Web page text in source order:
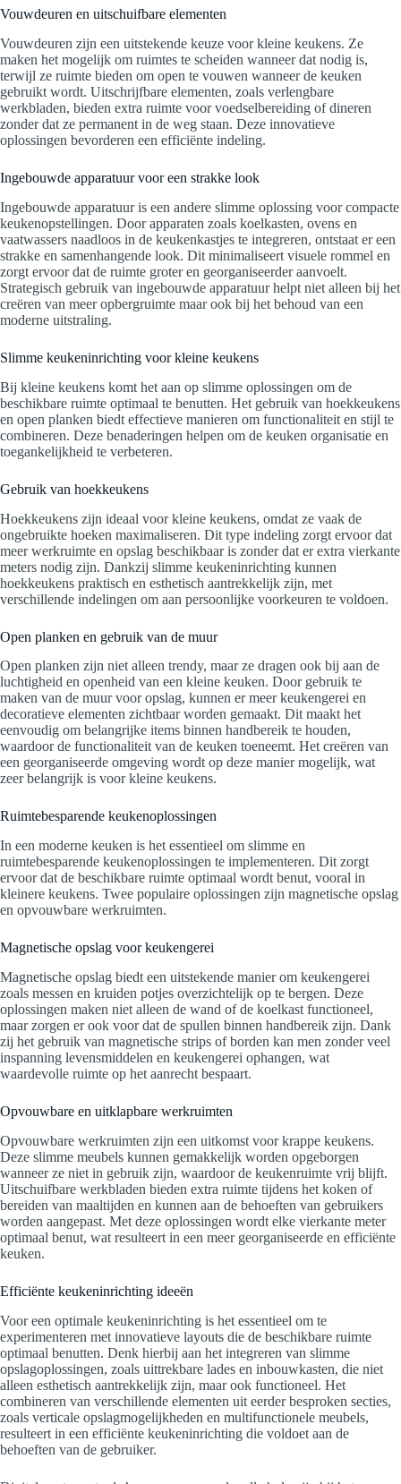
Vouwdeuren en uitschuifbare elementen
Vouwdeuren zijn een uitstekende keuze voor kleine keukens. Ze
maken het mogelijk om ruimtes te scheiden wanneer dat nodig is,
terwijl ze ruimte bieden om open te vouwen wanneer de keuken
gebruikt wordt. Uitschrijfbare elementen, zoals verlengbare
werkbladen, bieden extra ruimte voor voedselbereiding of dineren
zonder dat ze permanent in de weg staan. Deze innovatieve
oplossingen bevorderen een efficiënte indeling.
Ingebouwde apparatuur voor een strakke look
Ingebouwde apparatuur is een andere slimme oplossing voor compacte
keukenopstellingen. Door apparaten zoals koelkasten, ovens en
vaatwassers naadloos in de keukenkastjes te integreren, ontstaat er een
strakke en samenhangende look. Dit minimaliseert visuele rommel en
zorgt ervoor dat de ruimte groter en georganiseerder aanvoelt.
Strategisch gebruik van ingebouwde apparatuur helpt niet alleen bij het
creëren van meer opbergruimte maar ook bij het behoud van een
moderne uitstraling.
Slimme keukeninrichting voor kleine keukens
Bij kleine keukens komt het aan op slimme oplossingen om de
beschikbare ruimte optimaal te benutten. Het gebruik van hoekkeukens
en open planken biedt effectieve manieren om functionaliteit en stijl te
combineren. Deze benaderingen helpen om de keuken organisatie en
toegankelijkheid te verbeteren.
Gebruik van hoekkeukens
Hoekkeukens zijn ideaal voor kleine keukens, omdat ze vaak de
ongebruikte hoeken maximaliseren. Dit type indeling zorgt ervoor dat
meer werkruimte en opslag beschikbaar is zonder dat er extra vierkante
meters nodig zijn. Dankzij slimme keukeninrichting kunnen
hoekkeukens praktisch en esthetisch aantrekkelijk zijn, met
verschillende indelingen om aan persoonlijke voorkeuren te voldoen.
Open planken en gebruik van de muur
Open planken zijn niet alleen trendy, maar ze dragen ook bij aan de
luchtigheid en openheid van een kleine keuken. Door gebruik te
maken van de muur voor opslag, kunnen er meer keukengerei en
decoratieve elementen zichtbaar worden gemaakt. Dit maakt het
eenvoudig om belangrijke items binnen handbereik te houden,
waardoor de functionaliteit van de keuken toeneemt. Het creëren van
een georganiseerde omgeving wordt op deze manier mogelijk, wat
zeer belangrijk is voor kleine keukens.
Ruimtebesparende keukenoplossingen
In een moderne keuken is het essentieel om slimme en
ruimtebesparende keukenoplossingen te implementeren. Dit zorgt
ervoor dat de beschikbare ruimte optimaal wordt benut, vooral in
kleinere keukens. Twee populaire oplossingen zijn magnetische opslag
en opvouwbare werkruimten.
Magnetische opslag voor keukengerei
Magnetische opslag biedt een uitstekende manier om keukengerei
zoals messen en kruiden potjes overzichtelijk op te bergen. Deze
oplossingen maken niet alleen de wand of de koelkast functioneel,
maar zorgen er ook voor dat de spullen binnen handbereik zijn. Dank
zij het gebruik van magnetische strips of borden kan men zonder veel
inspanning levensmiddelen en keukengerei ophangen, wat
waardevolle ruimte op het aanrecht bespaart.
Opvouwbare en uitklapbare werkruimten
Opvouwbare werkruimten zijn een uitkomst voor krappe keukens.
Deze slimme meubels kunnen gemakkelijk worden opgeborgen
wanneer ze niet in gebruik zijn, waardoor de keukenruimte vrij blijft.
Uitschuifbare werkbladen bieden extra ruimte tijdens het koken of
bereiden van maaltijden en kunnen aan de behoeften van gebruikers
worden aangepast. Met deze oplossingen wordt elke vierkante meter
optimaal benut, wat resulteert in een meer georganiseerde en efficiënte
keuken.
Efficiënte keukeninrichting ideeën
Voor een optimale keukeninrichting is het essentieel om te
experimenteren met innovatieve layouts die de beschikbare ruimte
optimaal benutten. Denk hierbij aan het integreren van slimme
opslagoplossingen, zoals uittrekbare lades en inbouwkasten, die niet
alleen esthetisch aantrekkelijk zijn, maar ook functioneel. Het
combineren van verschillende elementen uit eerder besproken secties,
zoals verticale opslagmogelijkheden en multifunctionele meubels,
resulteert in een efficiënte keukeninrichting die voldoet aan de
behoeften van de gebruiker.